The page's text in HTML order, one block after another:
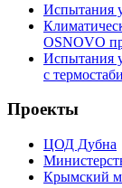
Испытания
OSNOVO
Испытания
с
Проекты
ЦОД Дубна
Крымский